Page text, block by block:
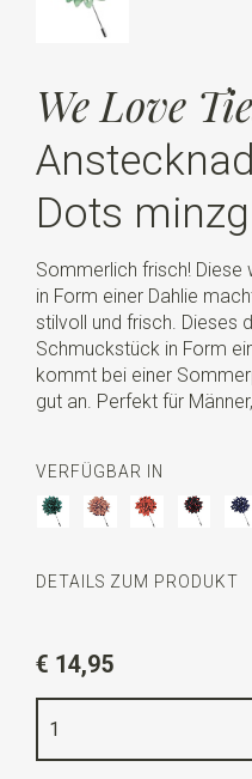
We Love
Dots
Sommerlich frisch! Diese
in Form einer Dahlie
stilvoll und frisch. Dieses
Schmuckstück in Form
kommt bei einer
gut an. Perfekt für
VERFÜGBAR IN
DETAILS ZUM PRODUKT
Farbe
Länge
€ 14,95